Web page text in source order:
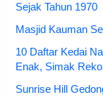
Sejak Tahun 1970
Masjid Kauman
10 Daftar Kedai
Enak, Simak
Sunrise Hill